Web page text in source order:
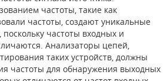
частоты, такие как
частоты, создают уникальные
частоты входных и
Анализаторы цепей,
таких устройств, должны
частоты для обнаружения выходных